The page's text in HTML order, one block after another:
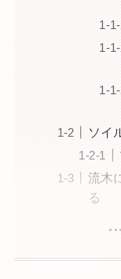
ソイ
流木
る